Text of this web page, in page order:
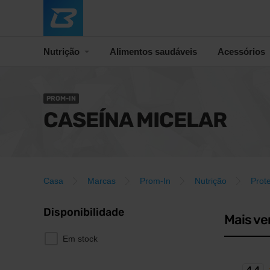
Nutrição Alimentos saudáveis Acessórios
PROM-IN
CASEÍNA MICELAR
Casa Marcas Prom-In Nutrição
Disponibilidade
Em stock
Mais